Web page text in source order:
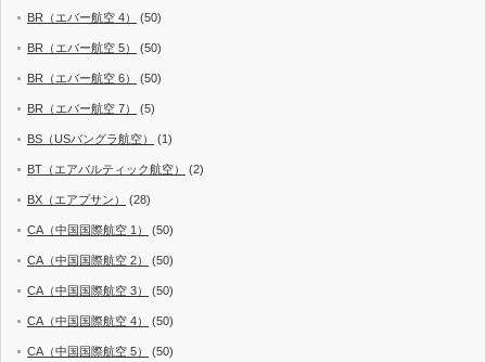
BR（エバー航空 4） (50)
BR（エバー航空 5） (50)
BR（エバー航空 6） (50)
BR（エバー航空 7） (5)
BS（USバングラ航空） (1)
BT（エアバルティック航空） (2)
BX（エアプサン） (28)
CA（中国国際航空 1） (50)
CA（中国国際航空 2） (50)
CA（中国国際航空 3） (50)
CA（中国国際航空 4） (50)
CA（中国国際航空 5） (50)